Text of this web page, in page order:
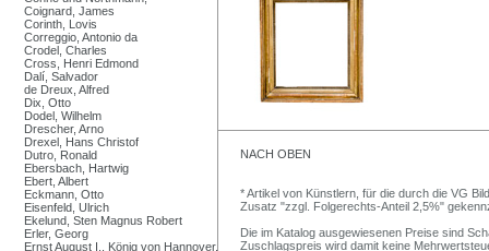
Coignard, James
Corinth, Lovis
Correggio, Antonio da
Crodel, Charles
Cross, Henri Edmond
Dalí, Salvador
de Dreux, Alfred
Dix, Otto
Dodel, Wilhelm
Drescher, Arno
Drexel, Hans Christof
Dutro, Ronald
Ebersbach, Hartwig
Ebert, Albert
Eckmann, Otto
Eisenfeld, Ulrich
Ekelund, Sten Magnus Robert
Erler, Georg
Ernst August I., König von Hannover,
NACH OBEN
* Artikel von Künstlern, für die durch die VG
Zusatz "zzgl. Folgerechts-Anteil 2,5%"
Die im Katalog ausgewiesenen Preise sind
Zuschlagspreis wird damit keine